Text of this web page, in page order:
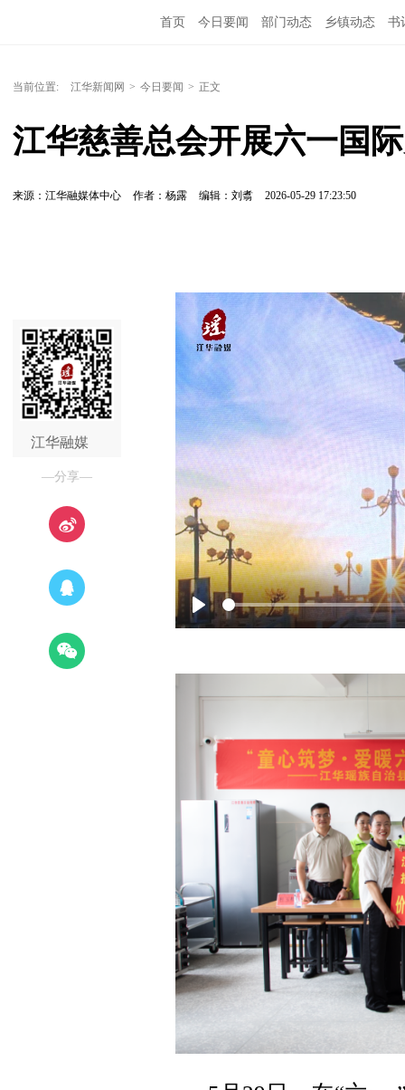
首页 今日要闻 部门动态 乡镇动态 书
当前位置: 江华新闻网 > 今日要闻 > 正文
江华慈善总会开展六一国
来源：江华融媒体中心 作者：杨露 编辑：刘翥 2026-05-29 17:23:50
江华融媒
—分享—
Play